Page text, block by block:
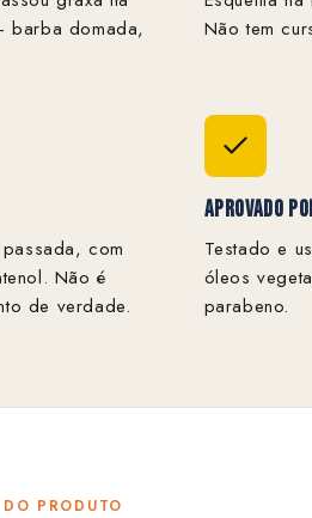
barba domada,
Não tem
com
Não é
de verdade.
Aprovado
Testado e
óleos
parabeno.
PRODUTO